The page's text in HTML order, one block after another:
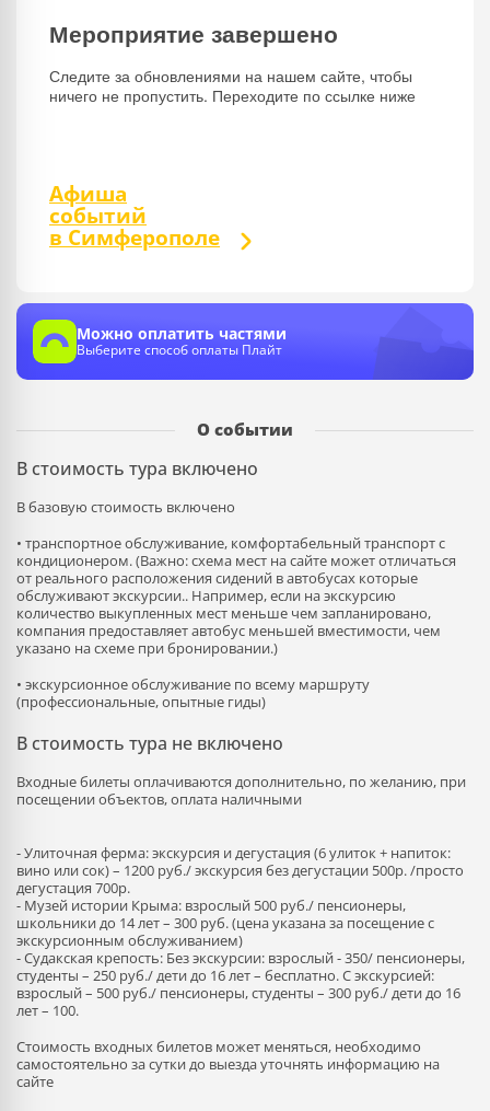
Мероприятие завершено
Следите за обновлениями на нашем сайте, чтобы
ничего не пропустить. Переходите по ссылке ниже
Афиша
событий
в Симферополе
Можно оплатить частями
Выберите способ оплаты Плайт
О событии
В стоимость тура включено
В базовую стоимость включено
• транспортное обслуживание, комфортабельный транспорт с
кондиционером. (Важно: схема мест на сайте может отличаться
от реального расположения сидений в автобусах которые
обслуживают экскурсии.. Например, если на экскурсию
количество выкупленных мест меньше чем запланировано,
компания предоставляет автобус меньшей вместимости, чем
указано на схеме при бронировании.)
• экскурсионное обслуживание по всему маршруту
(профессиональные, опытные гиды)
В стоимость тура не включено
Входные билеты оплачиваются дополнительно, по желанию, при
посещении объектов, оплата наличными
- Улиточная ферма: экскурсия и дегустация (6 улиток + напиток:
вино или сок) – 1200 руб./ экскурсия без дегустации 500р. /просто
дегустация 700р.
- Музей истории Крыма: взрослый 500 руб./ пенсионеры,
школьники до 14 лет – 300 руб. (цена указана за посещение с
экскурсионным обслуживанием)
- Судакская крепость: Без экскурсии: взрослый - 350/ пенсионеры,
студенты – 250 руб./ дети до 16 лет – бесплатно. С экскурсией:
взрослый – 500 руб./ пенсионеры, студенты – 300 руб./ дети до 16
лет – 100.
Стоимость входных билетов может меняться, необходимо
самостоятельно за сутки до выезда уточнять информацию на
сайте